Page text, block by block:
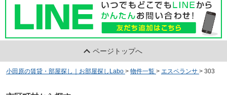
ページトップへ
小田原の賃貸・部屋探し｜お部屋探しLabo > 物件一覧 > エスペランサ > 303